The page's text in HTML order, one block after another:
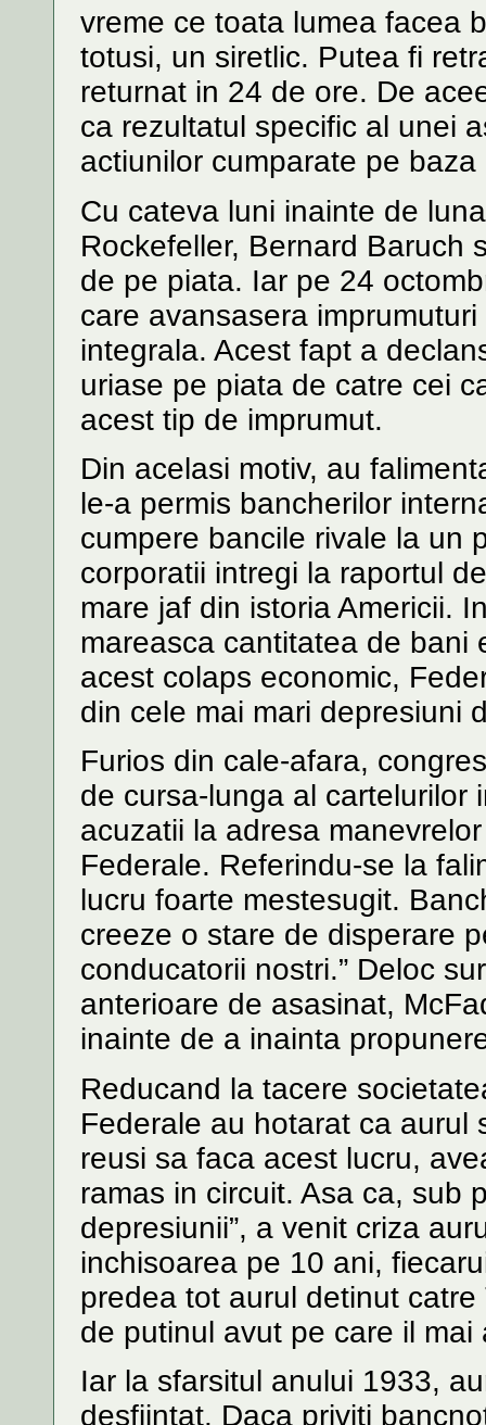
vreme ce toata lumea facea
totusi, un siretlic. Putea fi
returnat in 24 de ore. De
ca rezultatul specific al unei
actiunilor cumparate pe
Cu cateva luni inainte de
Rockefeller, Bernard Baruch
de pe piata. Iar pe 24
care avansasera
integrala. Acest fapt a
uriase pe piata de catre cei
acest tip de imprumut.
Din acelasi motiv, au
le-a permis bancherilor
cumpere bancile rivale la un
corporatii intregi la raportul
mare jaf din istoria Americii.
mareasca cantitatea de bani
acest colaps economic,
din cele mai mari depresiuni
Furios din cale-afara,
de cursa-lunga al cartelurilor
acuzatii la adresa
Federale. Referindu-se la
lucru foarte mestesugit.
creeze o stare de disperare
conducatorii nostri.” Deloc
anterioare de asasinat,
inainte de a inainta
Reducand la tacere
Federale au hotarat ca aurul
reusi sa faca acest lucru,
ramas in circuit. Asa ca, sub
depresiunii”, a venit criza
inchisoarea pe 10 ani,
predea tot aurul detinut
de putinul avut pe care il mai
Iar la sfarsitul anului 1933,
desfiintat. Daca priviti